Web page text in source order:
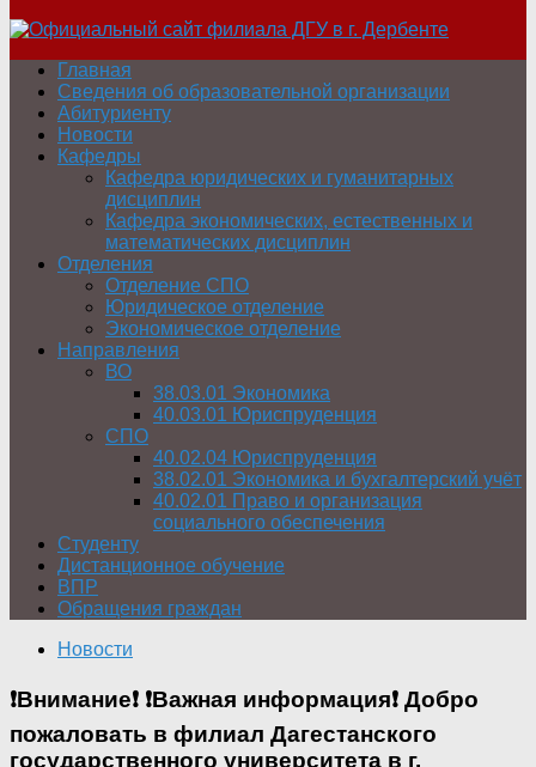
Главная
Сведения об образовательной организации
Абитуриенту
Новости
Кафедры
Кафедра юридических и гуманитарных
дисциплин
Кафедра экономических, естественных и
математических дисциплин
Отделения
Отделение СПО
Юридическое отделение
Экономическое отделение
Направления
ВО
38.03.01 Экономика
40.03.01 Юриспруденция
СПО
40.02.04 Юриспруденция
38.02.01 Экономика и бухгалтерский учёт
40.02.01 Право и организация
социального обеспечения
Студенту
Дистанционное обучение
ВПР
Обращения граждан
Новости
❗Внимание❗ ❗Важная информация❗ Добро
пожаловать в филиал Дагестанского
государственного университета в г.